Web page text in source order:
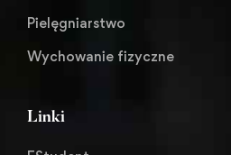
Pielęgniarstwo
Wychowanie fizyczne
Linki